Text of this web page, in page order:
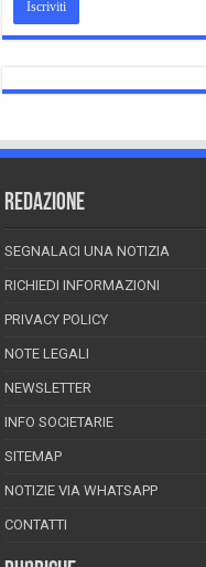
REDAZIONE
SEGNALACI UNA NOTIZIA
RICHIEDI INFORMAZIONI
PRIVACY POLICY
NOTE LEGALI
NEWSLETTER
INFO SOCIETARIE
SITEMAP
NOTIZIE VIA WHATSAPP
CONTATTI